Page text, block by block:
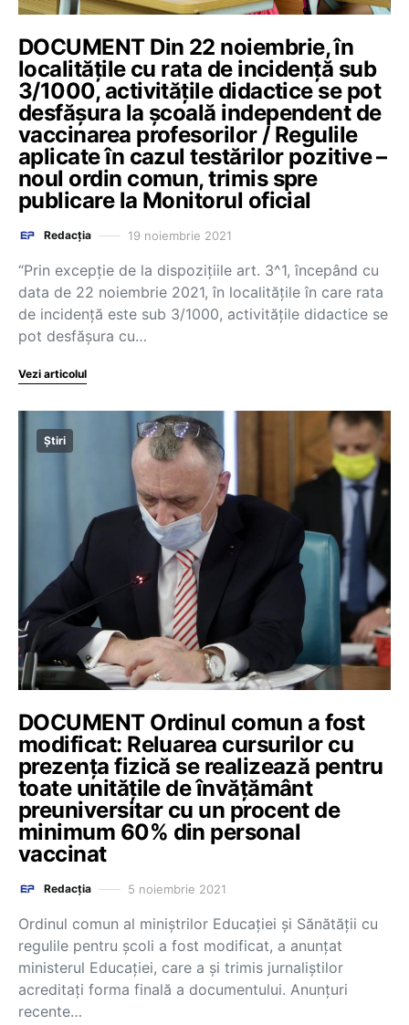
DOCUMENT Din 22 noiembrie, în
localitățile cu rata de incidență sub
3/1000, activitățile didactice se pot
desfășura la școală independent de
vaccinarea profesorilor / Regulile
aplicate în cazul testărilor pozitive –
noul ordin comun, trimis spre
publicare la Monitorul oficial
Redacția 19 noiembrie 2021
“Prin excepție de la dispozițiile art. 3^1, începând cu
data de 22 noiembrie 2021, în localitățile în care rata
de incidență este sub 3/1000, activitățile didactice se
pot desfășura cu…
Vezi articolul
Știri
DOCUMENT Ordinul comun a fost
modificat: Reluarea cursurilor cu
prezența fizică se realizează pentru
toate unitățile de învățământ
preuniversitar cu un procent de
minimum 60% din personal
vaccinat
Redacția 5 noiembrie 2021
Ordinul comun al miniștrilor Educației și Sănătății cu
regulile pentru școli a fost modificat, a anunțat
ministerul Educației, care a și trimis jurnaliștilor
acreditați forma finală a documentului. Anunțuri
recente…